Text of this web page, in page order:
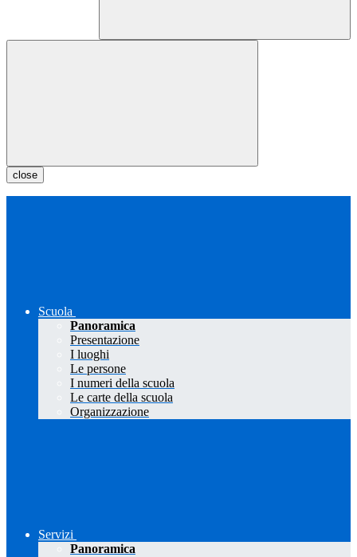
close
Scuola
Panoramica
Presentazione
I luoghi
Le persone
I numeri della scuola
Le carte della scuola
Organizzazione
Servizi
Panoramica